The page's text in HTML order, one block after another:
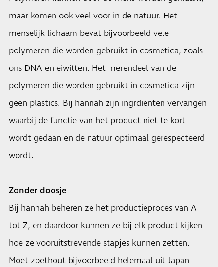
maar komen ook veel voor in de natuur. Het
menselijk lichaam bevat bijvoorbeeld vele
polymeren die worden gebruikt in cosmetica, zoals
ons DNA en eiwitten. Het merendeel van de
polymeren die worden gebruikt in cosmetica zijn
geen plastics. Bij hannah zijn ingrdiënten vervangen
waarbij de functie van het product niet te kort
wordt gedaan en de natuur optimaal gerespecteerd
wordt.
Zonder doosje
Bij hannah beheren ze het productieproces van A
tot Z, en daardoor kunnen ze bij elk product kijken
hoe ze vooruitstrevende stapjes kunnen zetten.
Moet zoethout bijvoorbeeld helemaal uit Japan